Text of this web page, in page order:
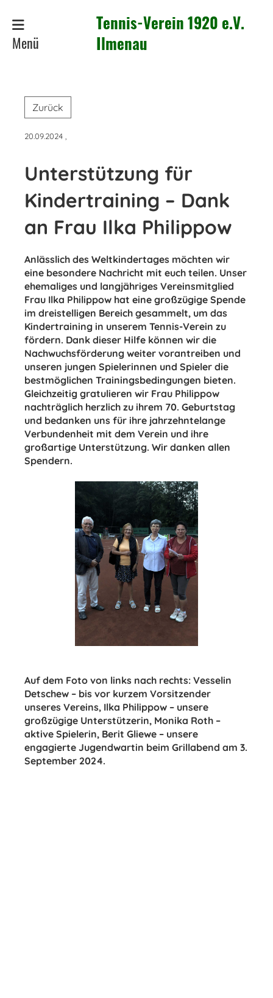
Tennis-Verein 1920 e.V.
Ilmenau
Menü
Zurück
20.09.2024
Unterstützung für
Kindertraining – Dank
an Frau Ilka Philippow
Anlässlich des Weltkindertages möchten wir
eine besondere Nachricht mit euch teilen. Unser
ehemaliges und langjähriges Vereinsmitglied
Frau Ilka Philippow hat eine großzügige Spende
im dreistelligen Bereich gesammelt, um das
Kindertraining in unserem Tennis-Verein zu
fördern. Dank dieser Hilfe können wir die
Nachwuchsförderung weiter vorantreiben und
unseren jungen Spielerinnen und Spieler die
bestmöglichen Trainingsbedingungen bieten.
Gleichzeitig gratulieren wir Frau Philippow
nachträglich herzlich zu ihrem 70. Geburtstag
und bedanken uns für ihre jahrzehntelange
Verbundenheit mit dem Verein und ihre
großartige Unterstützung. Wir danken allen
Spendern.
Auf dem Foto von links nach rechts: Vesselin
Detschew – bis vor kurzem Vorsitzender
unseres Vereins, Ilka Philippow – unsere
großzügige Unterstützerin, Monika Roth –
aktive Spielerin, Berit Gliewe – unsere
engagierte Jugendwartin beim Grillabend am 3.
September 2024.